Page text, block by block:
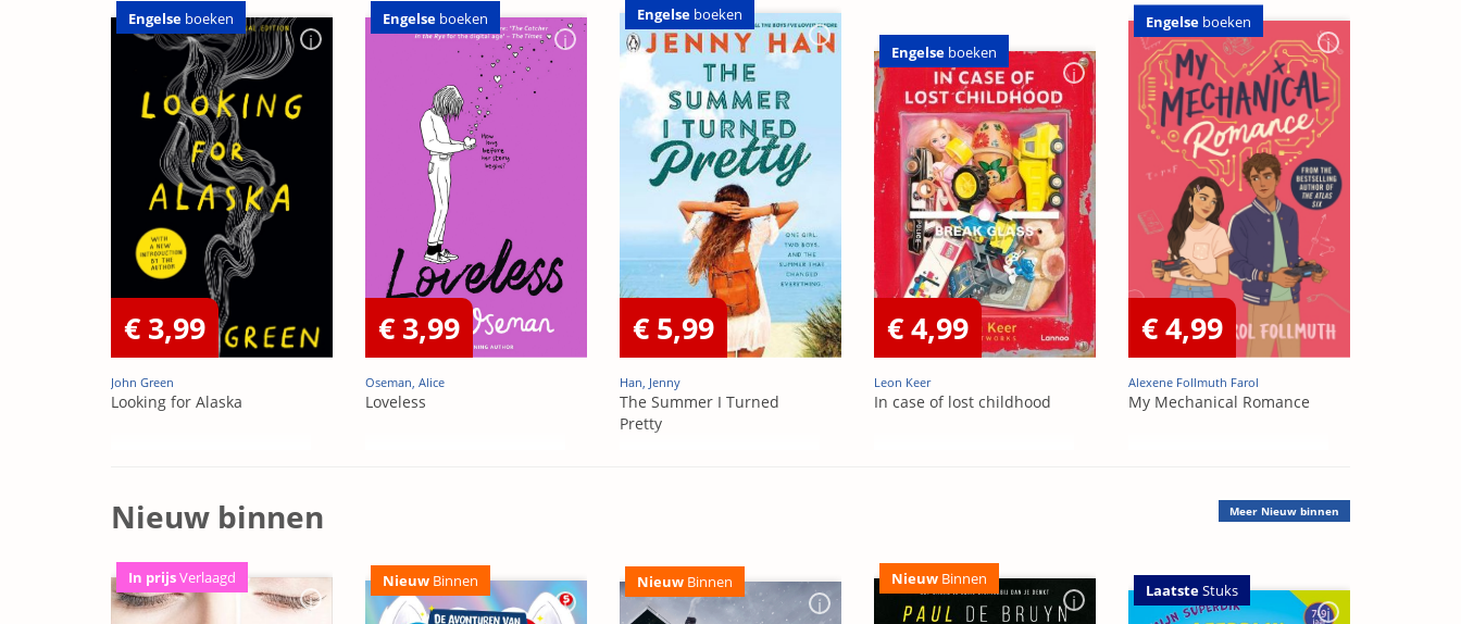
Engelse boeken
€ 3,99
John Green
Looking for Alaska
Engelse boeken
€ 3,99
Oseman, Alice
Loveless
Engelse boeken
€ 5,99
Han, Jenny
The Summer I Turned
Pretty
Engelse boeken
€ 4,99
Leon Keer
In case of lost childhood
Engelse boeken
€ 4,99
Alexene Follmuth Farol
My Mechanical Romance
Nieuw binnen Meer Nieuw binnen
In prijsVerlaagd Nieuw Binnen Nieuw Binnen Nieuw Binnen
LaatsteStuks